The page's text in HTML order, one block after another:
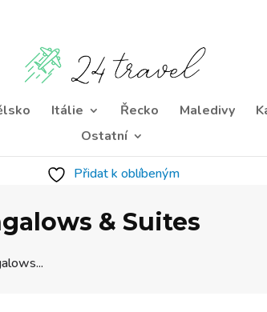
Itálie Řecko Maledivy
Ostatní
Přidat k oblíbeným
& Suites